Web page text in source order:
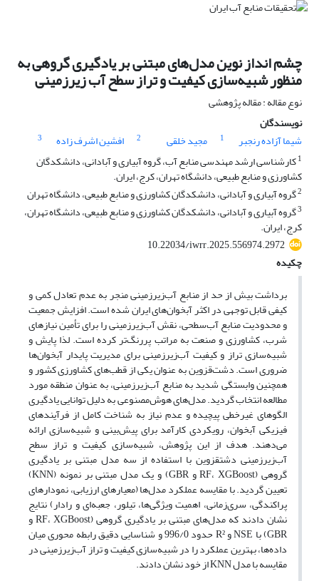
چشم انداز نوین مدل‌های مبتنی بر یادگیری گروهی به
منظور شبیه‌سازی کیفیت و تراز سطح آب زیرزمینی
نوع مقاله : مقاله پژوهشی
نویسندگان
شیما آزاده رنجبر
1 مجید خلقی 2 افشین اشرف زاده
3
1کارشناسی ارشد مهندسی منابع آب، گروه آبیاری و آبادانی، دانشکدگان
کشاورزی و منابع طبیعی، دانشگاه تهران، کرج، ایران.
2گروه آبیاری و آبادانی، دانشکدگان کشاورزی و منابع طبیعی، دانشگاه تهران
3گروه آبیاری و آبادانی، دانشکدگان کشاورزی و منابع طبیعی، دانشگاه تهران،
کرج، ایران.
10.22034/iwrr.2025.556974.2972
چکیده
برداشت بیش از حد از منابع آب‌زیرزمینی منجر به عدم تعادل کمی و
کیفی قابل توجهی در اکثر آبخوان‌های ایران شده است. افزایش جمعیت
و محدودیت منابع آب‌سطحی، نقش آب‌زیرزمینی را برای تأمین نیازهای
شرب، کشاورزی و صنعت به مراتب پررنگ‌تر کرده است. لذا پایش و
شبیه‌سازی تراز و کیفیت آب‌زیرزمینی برای مدیریت پایدار آبخوان‌ها
ضروری است. دشت‌قزوین به عنوان یکی از قطب‌های کشاورزی کشور و
همچنین وابستگی شدید به منابع آب‌زیرزمینی، به عنوان منطقه مورد‌
مطالعه انتخاب گردید. مدل‌های هوش‌مصنوعی به دلیل توانایی یادگیری
الگوهای غیرخطی پیچیده و عدم نیاز به شناخت کامل از فرآیندهای
فیزیکی آبخوان، رویکردی کارآمد برای پیش‌بینی و شبیه‌سازی ارائه
می‌دهند. هدف از این پژوهش، شبیه‌سازی کیفیت و تراز سطح
آب‌زیرزمینی دشت‎قزوین با استفاده از سه مدل‌ مبتنی بر یادگیری
گروهی (RF، XGBoost و GBR) و یک مدل مبتنی بر نمونه (KNN)
تعیین گردید. با مقایسه عملکرد مدل‌ها (معیار‌های ارزیابی، نمودار‌های
پراکندگی، سری‌زمانی، اهمیت ویژگی‌ها، تیلور، جعبه‌ای و رادار) نتایج
نشان دادند که مدل‌های مبتنی بر یادگیری گروهی (RF، XGBoost و
GBR) با NSE و R² حدود 996/0 و شناسایی دقیق رابطه محوری میان
داده‌ها، بهترین عملکرد را در شبیه‌سازی کیفیت و تراز آب‌زیرزمینی در
مقایسه با مدل KNN از خود نشان دادند.